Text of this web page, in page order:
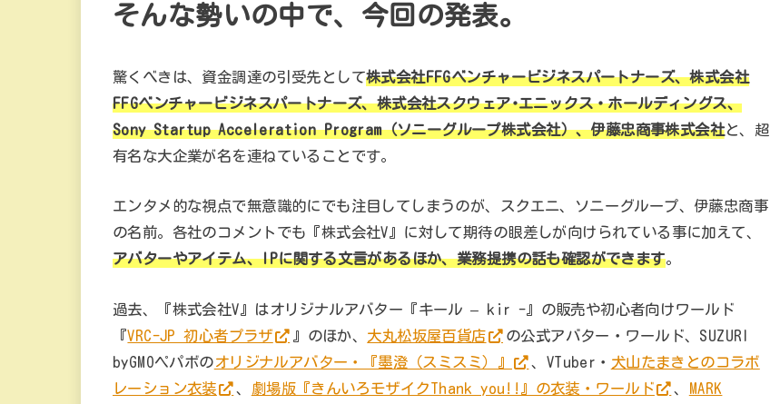
そんな勢いの中で、今回の発表。
驚くべきは、資金調達の引受先として株式会社FFGベンチャービジネスパートナーズ、株式会社
FFGベンチャービジネスパートナーズ、株式会社スクウェア･エニックス・ホールディングス、
Sony Startup Acceleration Program（ソニーグループ株式会社）、伊藤忠商事株式会社と、超
有名な大企業が名を連ねていることです。
エンタメ的な視点で無意識的にでも注目してしまうのが、スクエニ、ソニーグループ、伊藤忠商事
の名前。各社のコメントでも『株式会社V』に対して期待の眼差しが向けられている事に加えて、
アバターやアイテム、IPに関する文言があるほか、業務提携の話も確認ができます。
過去、『株式会社V』はオリジナルアバター『キール – kir -』の販売や初心者向けワールド
『VRC-JP 初心者プラザ 』のほか、 大丸松坂屋百貨店
の公式アバター・ワールド、SUZURI
byGMOペパボのオリジナルアバター・『墨澄（スミスミ）』 、VTuber・ 犬山たまきとのコラボ
レーション衣装
、 劇場版『きんいろモザイクThank you!!』の衣装・ワールド 、 MARK